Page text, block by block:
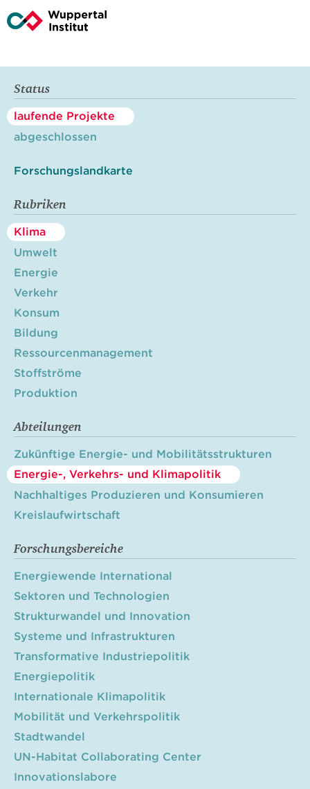
Status
laufende Projekte
abgeschlossen
Forschungslandkarte
Rubriken
Klima
Umwelt
Energie
Verkehr
Konsum
Bildung
Ressourcenmanagement
Stoffströme
Produktion
Abteilungen
Zukünftige Energie- und Mobilitätsstrukturen
Energie-, Verkehrs- und Klimapolitik
Nachhaltiges Produzieren und Konsumieren
Kreislaufwirtschaft
Forschungsbereiche
Energiewende International
Sektoren und Technologien
Strukturwandel und Innovation
Systeme und Infrastrukturen
Transformative Industriepolitik
Energiepolitik
Internationale Klimapolitik
Mobilität und Verkehrspolitik
Stadtwandel
UN-Habitat Collaborating Center
Innovationslabore